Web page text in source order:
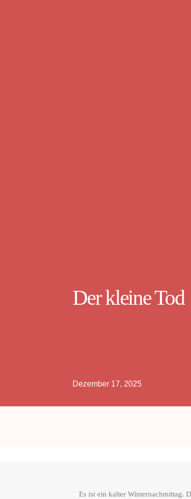
Der kleine Tod
Dezember 17, 2025
Es ist ein kalter Winternachmittag.